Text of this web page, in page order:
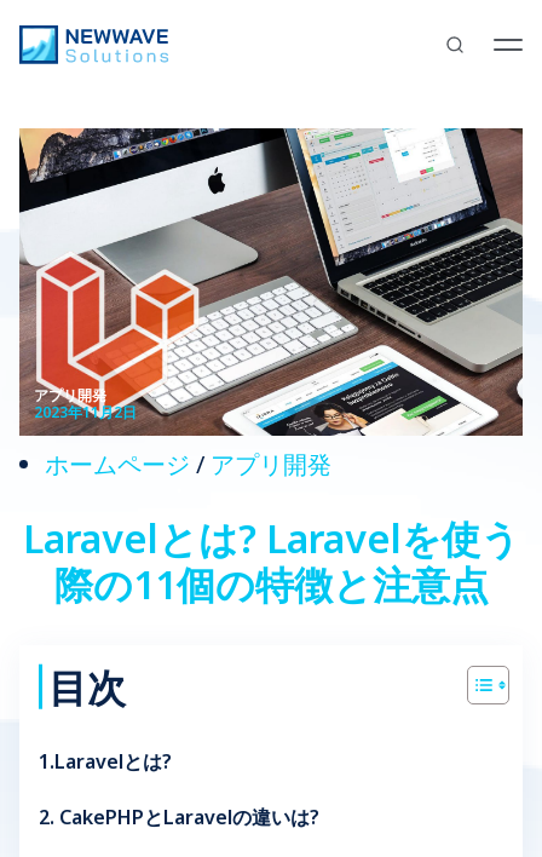
アプリ開発
2023年11月2日
ホームページ / アプリ開発
Laravelとは? Laravelを使う
際の11個の特徴と注意点
目次
1.Laravelとは?
2. CakePHPとLaravelの違いは?